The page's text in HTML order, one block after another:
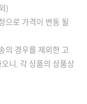
)
으로 가격이 변동 될
의 경우를 제외한 고
니, 각 상품의 상품상